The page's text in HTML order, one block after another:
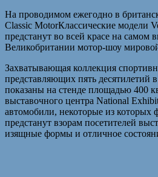
На проводимом ежегодно в
Classic MotorКлассические модели
предстанут во всей красе на самом
Великобритании мотор-шоу
Захватывающая коллекция
представляющих пять десятилетий
показаны на стенде площадью 400
выставочного центра National
автомобили, некоторые из которых
предстанут взорам посетителей
изящные формы и отличное